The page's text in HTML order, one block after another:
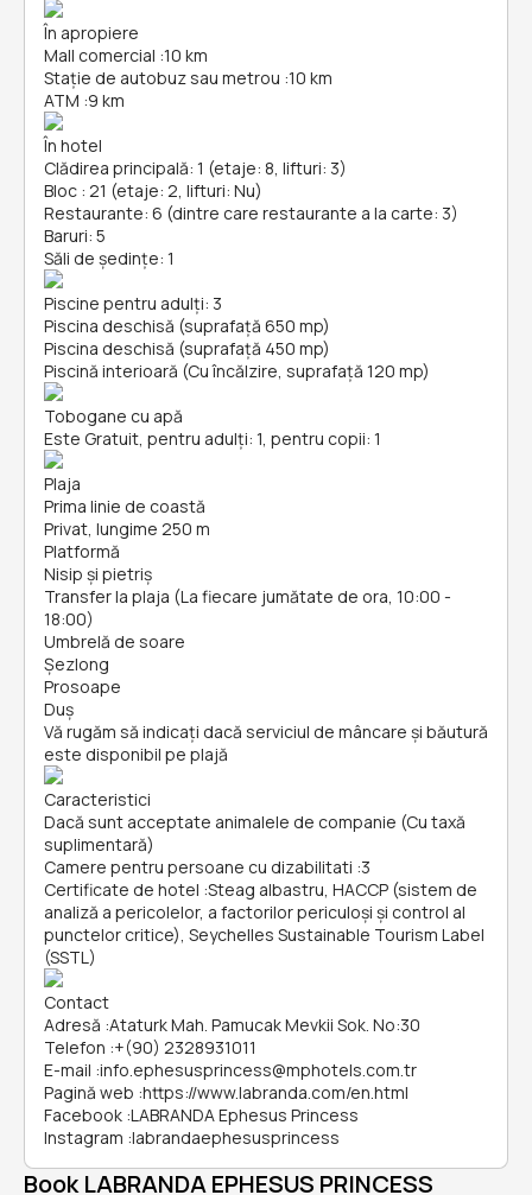
În apropiere
Mall comercial :10 km
Stație de autobuz sau metrou :10 km
ATM :9 km
În hotel
Clădirea principală: 1 (etaje: 8, lifturi: 3)
Bloc : 21 (etaje: 2, lifturi: Nu)
Restaurante: 6 (dintre care restaurante a la carte: 3)
Baruri: 5
Săli de ședințe: 1
Piscine pentru adulți: 3
Piscina deschisă (suprafață 650 mp)
Piscina deschisă (suprafață 450 mp)
Piscină interioară (Cu încălzire, suprafață 120 mp)
Tobogane cu apă
Este Gratuit, pentru adulți: 1, pentru copii: 1
Plaja
Prima linie de coastă
Privat, lungime 250 m
Platformă
Nisip și pietriş
Transfer la plaja (La fiecare jumătate de ora, 10:00 -
18:00)
Umbrelă de soare
Șezlong
Prosoape
Duș
Vă rugăm să indicați dacă serviciul de mâncare și băutură
este disponibil pe plajă
Caracteristici
Dacă sunt acceptate animalele de companie (Cu taxă
suplimentară)
Camere pentru persoane cu dizabilitati :3
Certificate de hotel :Steag albastru, HACCP (sistem de
analiză a pericolelor, a factorilor periculoşi și control al
punctelor critice), Seychelles Sustainable Tourism Label
(SSTL)
Contact
Adresă :Ataturk Mah. Pamucak Mevkii Sok. No:30
Telefon :+(90) 2328931011
E-mail :info.ephesusprincess@mphotels.com.tr
Pagină web :https://www.labranda.com/en.html
Facebook :LABRANDA Ephesus Princess
Instagram :labrandaephesusprincess
Book LABRANDA EPHESUS PRINCESS